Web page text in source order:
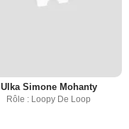
Ulka Simone Mohanty
Rôle : Loopy De Loop